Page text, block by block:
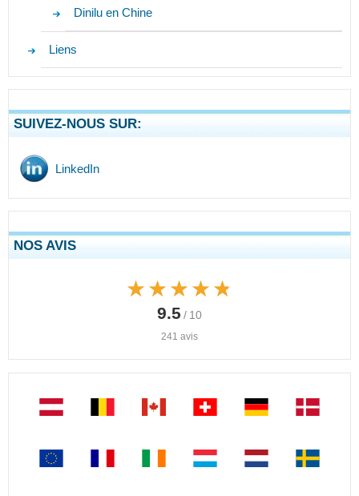
Dinilu en Chine
Liens
SUIVEZ-NOUS SUR:
LinkedIn
NOS AVIS
★★★★★
★★★★★
9.5 / 10
241 avis